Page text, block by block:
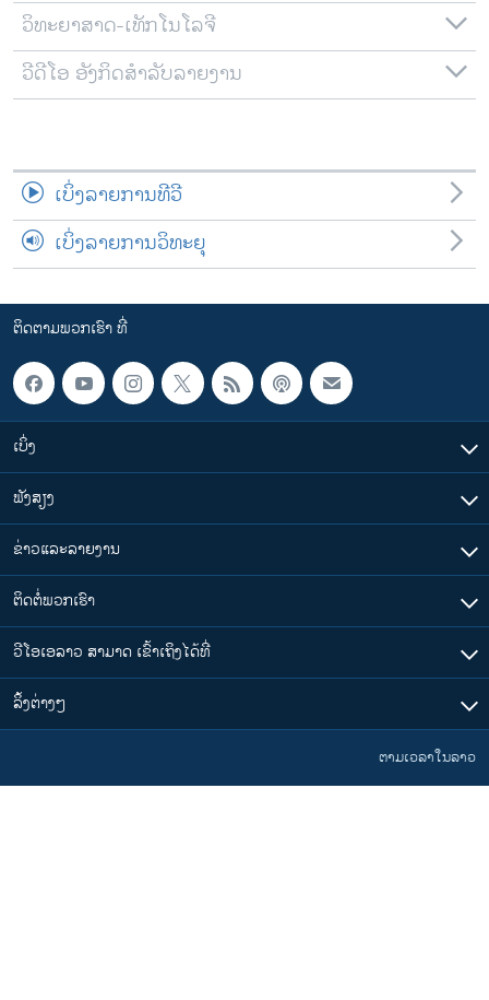
ວິທະຍາສາດ-ເທັກໂນໂລຈີ
ວີດີໂອ ອັງກິດສຳລັບລາຍງານ
ເບິ່ງລາຍການທີວີ
ເບິ່ງລາຍການວິທະຍຸ
ຕິດຕາມພວກເຮົາ ທີ່
ເບິ່ງ
ຟັງສຽງ
ຂ່າວແລະລາຍງານ
ຕິດຕໍ່ພວກເຮົາ
ວີໂອເອລາວ ສາມາດ ເຂົ້າເຖິງໄດ້ທີ່
​ລິ້ງ​ຕ່າງໆ
ຕາມເວລາໃນລາວ